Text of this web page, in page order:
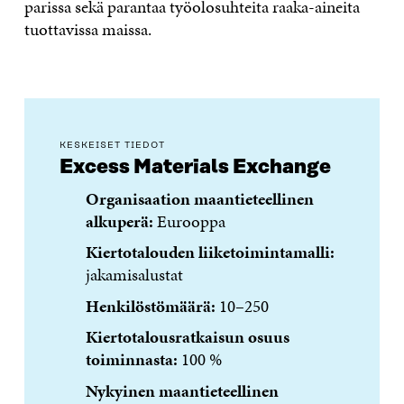
parissa sekä parantaa työolosuhteita raaka-aineita
tuottavissa maissa.
KESKEISET TIEDOT
Excess Materials Exchange
Organisaation maantieteellinen
alkuperä:Eurooppa
Kiertotalouden liiketoimintamalli:
jakamisalustat
Henkilöstömäärä: 10–250
Kiertotalousratkaisun osuus
toiminnasta: 100 %
Nykyinen maantieteellinen